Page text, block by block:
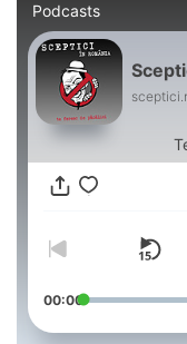
Podcasts
00:00